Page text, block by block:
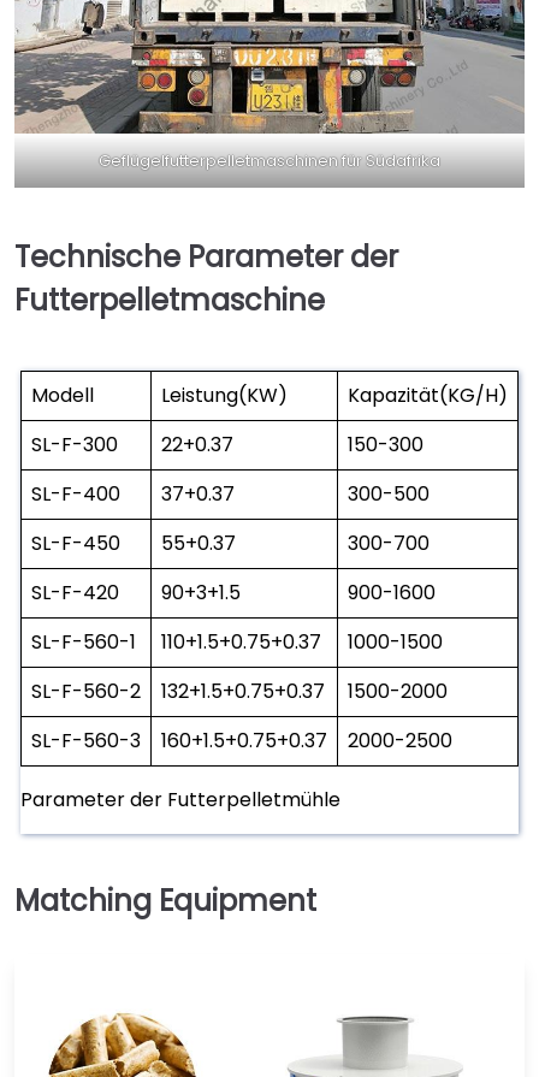
Geflügelfutterpelletmaschinen für Südafrika
Technische Parameter der
Futterpelletmaschine
Modell Leistung(KW)
Kapazität(KG/H)
SL-F-300
22+0.37
150-300
SL-F-400
37+0.37
300-500
SL-F-450
55+0.37
300-700
SL-F-420
90+3+1.5
900-1600
SL-F-560-1
110+1.5+0.75+0.37
1000-1500
SL-F-560-2
132+1.5+0.75+0.37
1500-2000
SL-F-560-3
160+1.5+0.75+0.37 2000-2500
Parameter der Futterpelletmühle